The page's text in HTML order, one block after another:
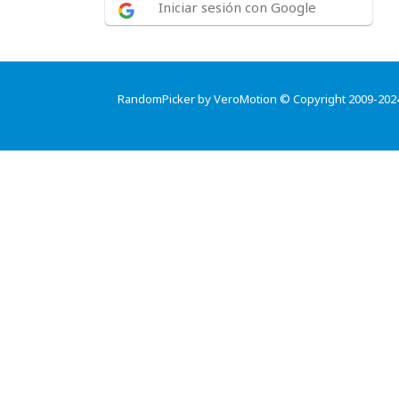
Iniciar sesión con Google
RandomPicker by VeroMotion © Copyright 2009-